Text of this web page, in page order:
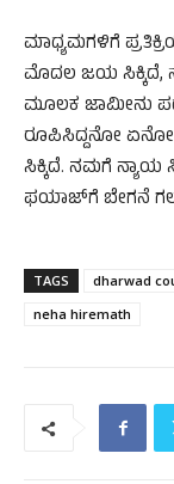
ಮಾಧ್ಯಮಗಳಿಗೆ
ಮೊದಲ ಜಯ ಸಿಕ್ಕಿದೆ,
ಮೂಲಕ ಜಾಮೀನು
ರೂಪಿಸಿದ್ದನೋ ಏನೋ.
ಸಿಕ್ಕಿದೆ. ನಮಗೆ
ಫಯಾಜ್​ಗೆ ಬೇಗನೆ
TAGS dharwad
neha hiremath